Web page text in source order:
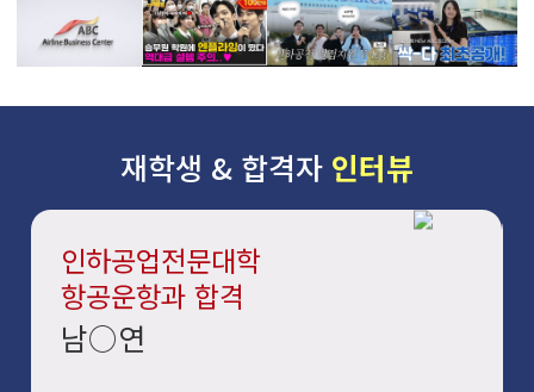
재학생 & 합격자 인터뷰
인하공업전문대학
항공운항과 합격
남○연